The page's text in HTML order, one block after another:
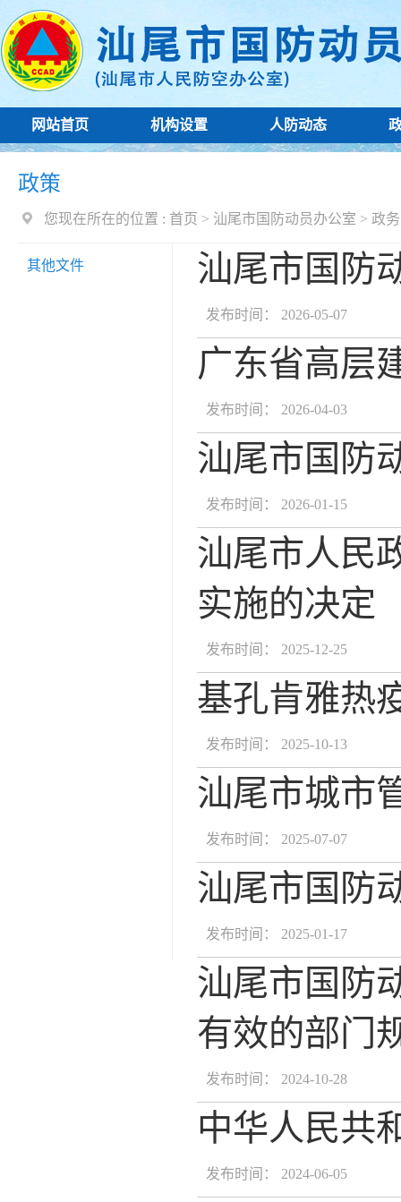
网站首页 机构设置 人防动态
政策
您现在所在的位置 : 首页 > 汕尾市国防动员办公室 > 政
其他文件 汕尾市国防
发布时间： 2026-05-07
广东省高层
发布时间： 2026-04-03
汕尾市国防
发布时间： 2026-01-15
汕尾市人民
实施的决定
发布时间： 2025-12-25
基孔肯雅热
发布时间： 2025-10-13
汕尾市城市
发布时间： 2025-07-07
汕尾市国防
发布时间： 2025-01-17
汕尾市国防
有效的部门
发布时间： 2024-10-28
中华人民共
发布时间： 2024-06-05